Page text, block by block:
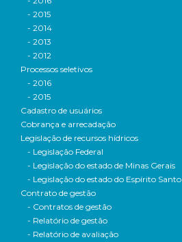
- 2015
- 2014
- 2013
- 2012
Processos seletivos
- 2016
- 2015
Cadastro de usuários
Cobrança e arrecadação
Legislação de recursos hídricos
- Legislação Federal
- Legislação do estado de Minas Gerais
- Legislação do estado do Espírito Santo
Contrato de gestão
- Contratos de gestão
- Relatório de gestão
- Relatório de avaliação